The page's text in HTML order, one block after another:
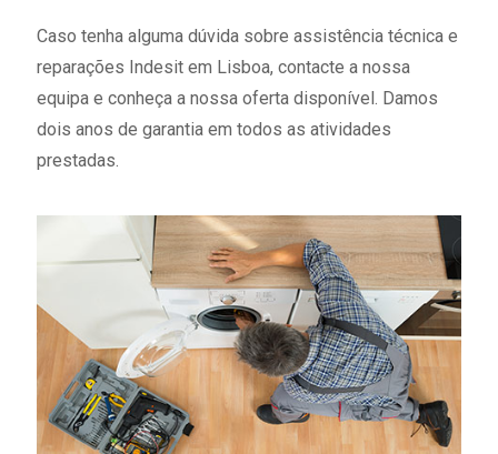
Caso tenha alguma dúvida sobre assistência técnica e
reparações Indesit em Lisboa, contacte a nossa
equipa e conheça a nossa oferta disponível. Damos
dois anos de garantia em todos as atividades
prestadas.